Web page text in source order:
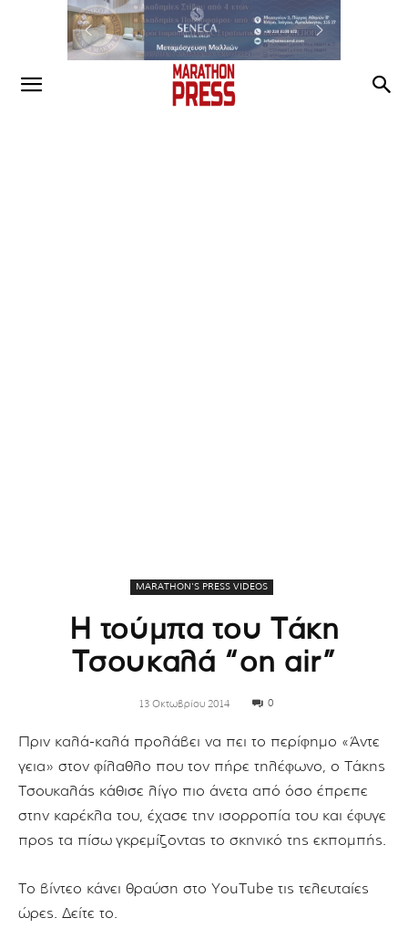
MARATHON'S PRESS VIDEOS
Η τούμπα του Τάκη
Τσουκαλά “on air”
13 Οκτωβρίου 2014 0
Πριν καλά-καλά προλάβει να πει το περίφημο «Άντε
γεια» στον φίλαθλο που τον πήρε τηλέφωνο, ο Τάκης
Τσουκαλάς κάθισε λίγο πιο άνετα από όσο έπρεπε
στην καρέκλα του, έχασε την ισορροπία του και έφυγε
προς τα πίσω γκρεμίζοντας το σκηνικό της εκπομπής.
Το βίντεο κάνει θραύση στο YouTube τις τελευταίες
ώρες. Δείτε το.